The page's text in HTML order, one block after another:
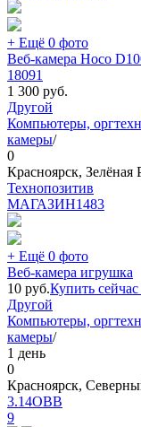
+ Ещё 0 фото
Веб-камера Hoco
18091
1 300 руб.
Другой
Компьютеры,
камеры/
0
Красноярск, Зелёная
Технопозитив
МАГАЗИН1483
+ Ещё 0 фото
Веб-камера игрушка
10 руб.Купить сейчас
Другой
Компьютеры,
камеры/
1 день
0
Красноярск,
3.14ОВВ
9